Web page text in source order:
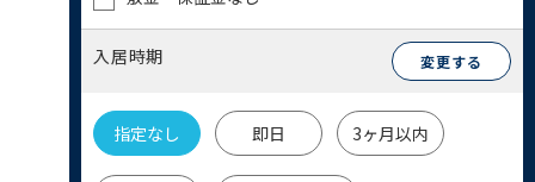
入居時期 変更する
指定なし 即日 3ヶ月以内